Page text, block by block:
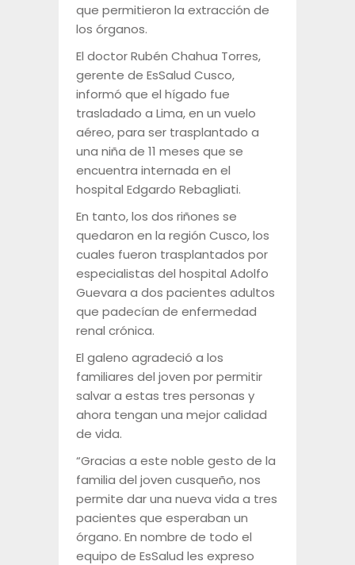
que permitieron la extracción de
los órganos.
El doctor Rubén Chahua Torres,
gerente de EsSalud Cusco,
informó que el hígado fue
trasladado a Lima, en un vuelo
aéreo, para ser trasplantado a
una niña de 11 meses que se
encuentra internada en el
hospital Edgardo Rebagliati.
En tanto, los dos riñones se
quedaron en la región Cusco, los
cuales fueron trasplantados por
especialistas del hospital Adolfo
Guevara a dos pacientes adultos
que padecían de enfermedad
renal crónica.
El galeno agradeció a los
familiares del joven por permitir
salvar a estas tres personas y
ahora tengan una mejor calidad
de vida.
“Gracias a este noble gesto de la
familia del joven cusqueño, nos
permite dar una nueva vida a tres
pacientes que esperaban un
órgano. En nombre de todo el
equipo de EsSalud les expreso